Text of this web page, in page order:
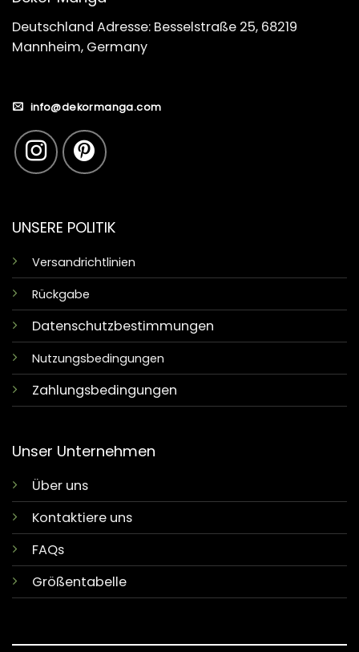
Deutschland Adresse: Besselstraße 25, 68219
Mannheim, Germany
info@dekormanga.com
UNSERE POLITIK
Versandrichtlinien
Rückgabe
Datenschutzbestimmungen
Nutzungsbedingungen
Zahlungsbedingungen
Unser Unternehmen
Über uns
Kontaktiere uns
FAQs
Größentabelle